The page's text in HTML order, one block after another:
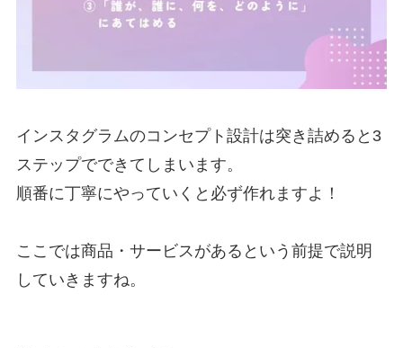
インスタグラムのコンセプト設計は突き詰めると3
ステップでできてしまいます。
順番に丁寧にやっていくと必ず作れますよ！
ここでは商品・サービスがあるという前提で説明
していきますね。